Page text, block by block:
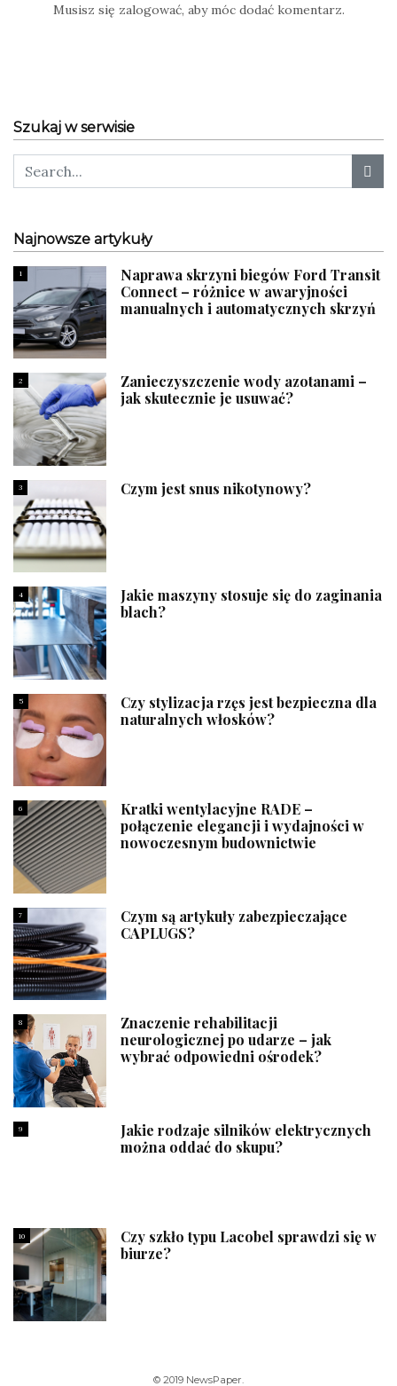
Musisz się zalogować, aby móc dodać komentarz.
Szukaj w serwisie
Najnowsze artykuły
1
Naprawa skrzyni biegów Ford Transit
Connect – różnice w awaryjności
manualnych i automatycznych skrzyń
2
Zanieczyszczenie wody azotanami –
jak skutecznie je usuwać?
3 Czym jest snus nikotynowy?
4
Jakie maszyny stosuje się do zaginania
blach?
5
Czy stylizacja rzęs jest bezpieczna dla
naturalnych włosków?
6
Kratki wentylacyjne RADE –
połączenie elegancji i wydajności w
nowoczesnym budownictwie
7
Czym są artykuły zabezpieczające
CAPLUGS?
8
Znaczenie rehabilitacji
neurologicznej po udarze – jak
wybrać odpowiedni ośrodek?
9
Jakie rodzaje silników elektrycznych
można oddać do skupu?
10
Czy szkło typu Lacobel sprawdzi się w
biurze?
© 2019 NewsPaper.